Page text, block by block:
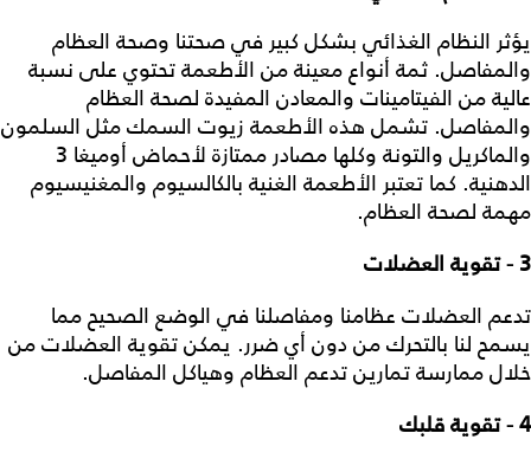
يؤثر النظام الغذائي بشكل كبير في صحتنا وصحة العظام
والمفاصل. ثمة أنواع معينة من الأطعمة تحتوي على نسبة
عالية من الفيتامينات والمعادن المفيدة لصحة العظام
والمفاصل. تشمل هذه الأطعمة زيوت السمك مثل السلمون
والماكريل والتونة وكلها مصادر ممتازة لأحماض أوميغا 3
الدهنية. كما تعتبر الأطعمة الغنية بالكالسيوم والمغنيسيوم
مهمة لصحة العظام.
3 - تقوية العضلات
تدعم العضلات عظامنا ومفاصلنا في الوضع الصحيح مما
يسمح لنا بالتحرك من دون أي ضرر. يمكن تقوية العضلات من
خلال ممارسة تمارين تدعم العظام وهياكل المفاصل.
4 - تقوية قلبك